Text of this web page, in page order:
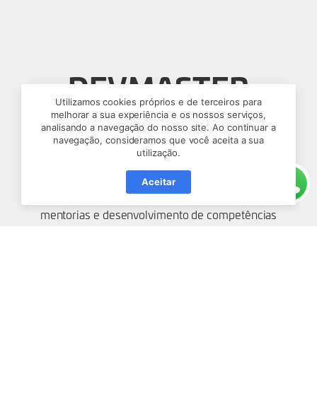
DEVMASTER
O DevMaster é um programa piloto de formação
avançada voltado para profissionais de tecnologia que
já atuam no mercado e desejam evoluir para funções
de maior responsabilidade técnica. A iniciativa oferece
uma experiência prática, com desafios aplicados,
mentorias e desenvolvimento de competências
Utilizamos cookies próprios e de terceiros para
melhorar a sua experiência e os nossos serviços,
analisando a navegação do nosso site. Ao continuar a
navegação, consideramos que você aceita a sua
utilização.
Aceitar